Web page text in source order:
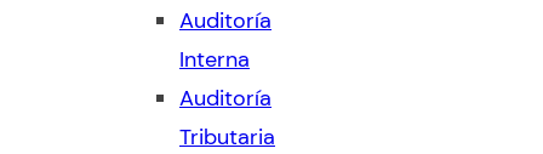
Auditoría
Interna
Auditoría
Tributaria